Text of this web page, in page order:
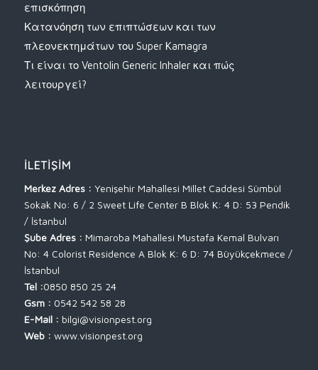
επισκόπηση
Κατανόηση των επιπτώσεων και των
πλεονεκτημάτων του Super Kamagra
Τι είναι το Ventolin Generic Inhaler και πώς
λειτουργεί?
İLETIŞIM
Merkez Adres : Yenişehir Mahallesi Millet Caddesi Sümbül
Sokak No: 6 / 2 Sweet Life Center B Blok K: 4 D: 53 Pendik
/ İstanbul
Şube Adres : Mimaroba Mahallesi Mustafa Kemal Bulvarı
No: 4 Colorist Residence A Blok K: 6 D: 74 Büyükçekmece /
İstanbul
Tel :0850 850 25 24
Gsm : 0542 542 58 28
E-Mail : bilgi@visionpest.org
Web : www.visionpest.org